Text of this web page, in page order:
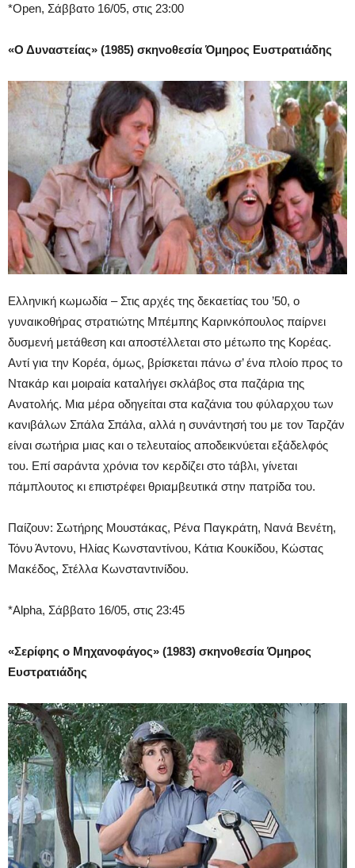
*Open, Σάββατο 16/05, στις 23:00
«Ο Δυναστείας» (1985) σκηνοθεσία Όμηρος Ευστρατιάδης
Ελληνική κωμωδία – Στις αρχές της δεκαετίας του ’50, ο
γυναικοθήρας στρατιώτης Μπέμπης Καρινκόπουλος παίρνει
δυσμενή μετάθεση και αποστέλλεται στο μέτωπο της Κορέας.
Αντί για την Κορέα, όμως, βρίσκεται πάνω σ’ ένα πλοίο προς το
Ντακάρ και μοιραία καταλήγει σκλάβος στα παζάρια της
Ανατολής. Μια μέρα οδηγείται στα καζάνια του φύλαρχου των
κανιβάλων Σπάλα Σπάλα, αλλά η συνάντησή του με τον Ταρζάν
είναι σωτήρια μιας και ο τελευταίος αποδεικνύεται εξάδελφός
του. Επί σαράντα χρόνια τον κερδίζει στο τάβλι, γίνεται
πάμπλουτος κι επιστρέφει θριαμβευτικά στην πατρίδα του.
Παίζουν: Σωτήρης Μουστάκας, Ρένα Παγκράτη, Νανά Βενέτη,
Τόνυ Άντονυ, Ηλίας Κωνσταντίνου, Κάτια Κουκίδου, Κώστας
Μακέδος, Στέλλα Κωνσταντινίδου.
*Alpha, Σάββατο 16/05, στις 23:45
«Σερίφης ο Μηχανοφάγος» (1983) σκηνοθεσία Όμηρος
Ευστρατιάδης